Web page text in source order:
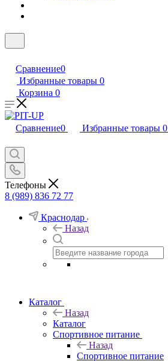
Сравнение0
Избранные товары 0
Корзина 0
Сравнение0 Избранные товары 0
Телефоны
8 (989) 836 72 77
Краснодар
Назад
Каталог
Назад
Каталог
Спортивное питание
Назад
Спортивное питание